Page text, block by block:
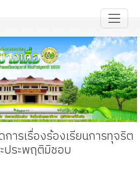
ารเรื่องร้องเรียนการทุจริต
ประพฤติมิชอบ